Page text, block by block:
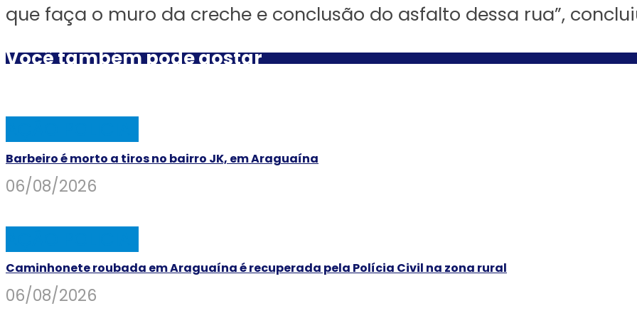
que faça o muro da creche e conclusão do asfalto dessa rua”,
Você também pode gostar
Barbeiro é morto a tiros no bairro JK, em Araguaína
06/08/2026
Caminhonete roubada em Araguaína é recuperada pela Polícia Civil na zona rural
06/08/2026